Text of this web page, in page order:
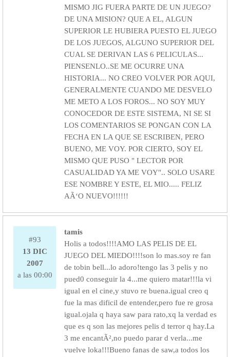
MISMO JIG FUERA PARTE DE UN JUEGO?
DE UNA MISION? QUE A EL, ALGUN
SUPERIOR LE HUBIERA PUESTO EL JUEGO
DE LOS JUEGOS, ALGUNO SUPERIOR DEL
CUAL SE DERIVAN LAS 6 PELICULAS...
PIENSENLO..SE ME OCURRE UNA
HISTORIA... NO CREO VOLVER POR AQUI,
GENERALMENTE CUANDO ME DESVELO
ME METO A LOS FOROS... NO SOY MUY
CONOCEDOR DE ESTE SISTEMA, NI SE SI
LOS COMENTARIOS SE PONGAN CON LA
FECHA EN LA QUE SE ESCRIBEN, PERO
BUENO, ME VOY. POR CIERTO, SOY EL
MISMO QUE PUSO " LECTOR POR
CASUALIDAD YA ME VOY".. SOLO USARE
ESE NOMBRE Y ESTE, EL MIO..... FELIZ
AÃ‘O NUEVO!!!!!!
#93
13 DIC
2007
a las 00:00
tamis
Holis a todos!!!!AMO LAS PELIS DE EL
JUEGO DEL MIEDO!!!!son lo mas.soy re fan
de tobin bell...lo adoro!tengo las 3 pelis y no
pued0 conseguir la 4...me quiero matar!!!la vi
igual en el cine,y stuvo re buena.igual creo q
fue la mas dificil de entender,pero fue re grosa
igual.ojala q haya saw para rato,xq la verdad es
que es q son las mejores pelis d terror q hay.La
3 me encantÃ²,no puedo parar d verla...me
vuelve loka!!!Bueno fanas de saw,a todos los